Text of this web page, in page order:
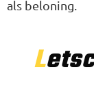
als beloning.
Letsch zorgt er zowel